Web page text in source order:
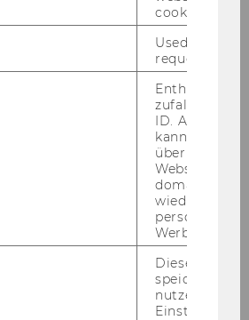
cookie.
Used to
request rate.
Enthält eine
ID. Anhand
kann Google
über
Websites
Werbung
Dieses Cookie
speichert